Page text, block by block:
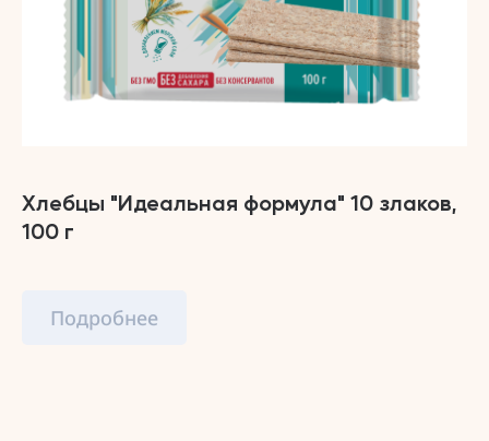
Хлебцы "Идеальная формула" 10 злаков,
100 г
Подробнее